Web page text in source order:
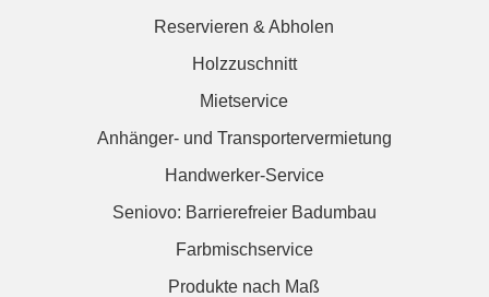
Reservieren & Abholen
Holzzuschnitt
Mietservice
Anhänger- und Transportervermietung
Handwerker-Service
Seniovo: Barrierefreier Badumbau
Farbmischservice
Produkte nach Maß